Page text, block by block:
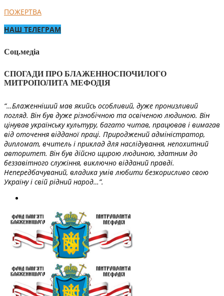
ПОЖЕРТВА
НАШ ТЕЛЕГРАМ
Соц.медіа
СПОГАДИ ПРО БЛАЖЕННОСПОЧИЛОГО
МИТРОПОЛИТА МЕФОДІЯ
“…Блаженніший мав якийсь особливий, дуже пронизливий
погляд. Він був дуже різнобічною та освіченою людиною. Він
цінував українську культуру, багато читав, працював і вимагав
від оточення відданої праці. Природжений адміністратор,
дипломат, вчитель і приклад для наслідування, непохитний
авторитет. Він був дійсно щирою людиною, здатним до
беззавітного служіння, виключно відданий правді.
Непередбачуваний, владика умів любити безкорисливо свою
Україну і свій рідний народ…”.